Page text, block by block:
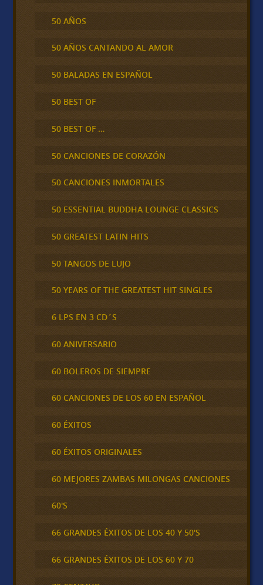
50 AÑOS
50 AÑOS CANTANDO AL AMOR
50 BALADAS EN ESPAÑOL
50 BEST OF
50 BEST OF …
50 CANCIONES DE CORAZÓN
50 CANCIONES INMORTALES
50 ESSENTIAL BUDDHA LOUNGE CLASSICS
50 GREATEST LATIN HITS
50 TANGOS DE LUJO
50 YEARS OF THE GREATEST HIT SINGLES
6 LPS EN 3 CD´S
60 ANIVERSARIO
60 BOLEROS DE SIEMPRE
60 CANCIONES DE LOS 60 EN ESPAÑOL
60 ÉXITOS
60 ÉXITOS ORIGINALES
60 MEJORES ZAMBAS MILONGAS CANCIONES
60'S
66 GRANDES ÉXITOS DE LOS 40 Y 50'S
66 GRANDES ÉXITOS DE LOS 60 Y 70